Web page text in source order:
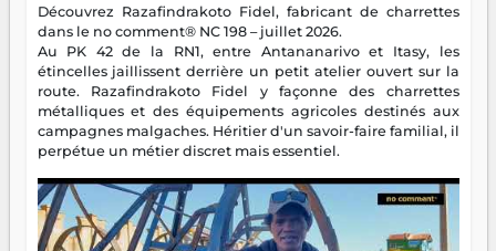
Découvrez Razafindrakoto Fidel, fabricant de charrettes
dans le no comment® NC 198 – juillet 2026.
Au PK 42 de la RN1, entre Antananarivo et Itasy, les
étincelles jaillissent derrière un petit atelier ouvert sur la
route. Razafindrakoto Fidel y façonne des charrettes
métalliques et des équipements agricoles destinés aux
campagnes malgaches. Héritier d'un savoir-faire familial, il
perpétue un métier discret mais essentiel.